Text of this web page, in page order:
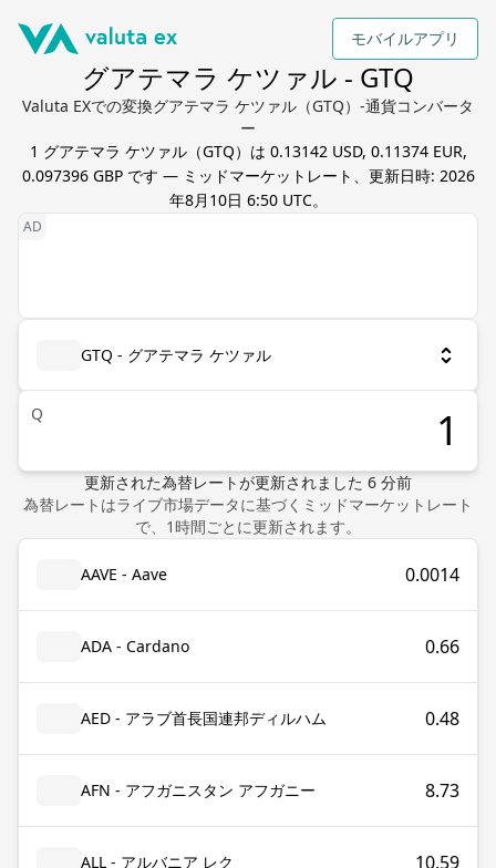
モバイルアプリ
グアテマラ ケツァル - GTQ
Valuta EXでの変換グアテマラ ケツァル（GTQ）-通貨コンバータ
ー
1 グアテマラ ケツァル（GTQ）は 0.13142 USD, 0.11374 EUR,
0.097396 GBPです — ミッドマーケットレート、更新日時: 2026
年8月10日 6:50 UTC。
GTQ - グアテマラ ケツァル
Q
更新された為替レートが更新されました 6 分前
為替レートはライブ市場データに基づくミッドマーケットレート
で、1時間ごとに更新されます。
AAVE - Aave 0.0014
ADA - Cardano 0.66
AED - アラブ首長国連邦ディルハム 0.48
AFN - アフガニスタン アフガニー 8.73
ALL - アルバニア レク 10.59